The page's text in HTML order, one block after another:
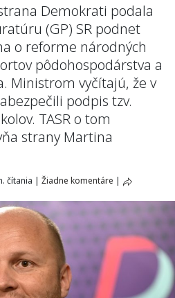
Demokrati podala
(GP) SR podnet
o reforme národných
pôdohospodárstva a
Ministrom vyčítajú, že v
podpis tzv.
TASR o tom
strany Martina
čítania | Žiadne komentáre |